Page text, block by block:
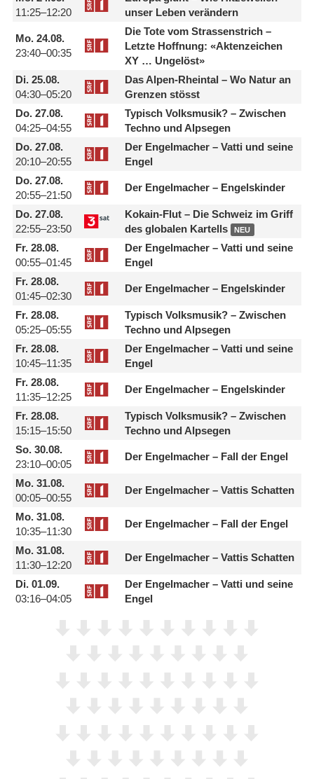
11:25–12:20
unser Leben verändern
Mo.24.08.
23:40–00:35
Die Tote vom Strassenstrich –
Letzte Hoffnung: «Aktenzeichen
XY … Ungelöst»
Di.25.08.
04:30–05:20
Das Alpen-Rheintal – Wo Natur an
Grenzen stösst
Do.27.08.
04:25–04:55
Typisch Volksmusik? – Zwischen
Techno und Alpsegen
Do.27.08.
20:10–20:55
Der Engelmacher – Vatti und seine
Engel
Do.27.08.
20:55–21:50
Der Engelmacher – Engelskinder
Do.27.08.
22:55–23:50
Kokain-Flut – Die Schweiz im Griff
des globalen Kartells
NEU
Fr.28.08.
00:55–01:45
Der Engelmacher – Vatti und seine
Engel
Fr.28.08.
01:45–02:30
Der Engelmacher – Engelskinder
Fr.28.08.
05:25–05:55
Typisch Volksmusik? – Zwischen
Techno und Alpsegen
Fr.28.08.
10:45–11:35
Der Engelmacher – Vatti und seine
Engel
Fr.28.08.
11:35–12:25
Der Engelmacher – Engelskinder
Fr.28.08.
15:15–15:50
Typisch Volksmusik? – Zwischen
Techno und Alpsegen
So.30.08.
23:10–00:05
Der Engelmacher – Fall der Engel
Mo.31.08.
00:05–00:55
Der Engelmacher – Vattis Schatten
Mo.31.08.
10:35–11:30
Der Engelmacher – Fall der Engel
Mo.31.08.
11:30–12:20
Der Engelmacher – Vattis Schatten
Di.01.09.
03:16–04:05
Der Engelmacher – Vatti und seine
Engel